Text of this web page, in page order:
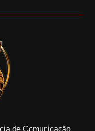
de Comunicação